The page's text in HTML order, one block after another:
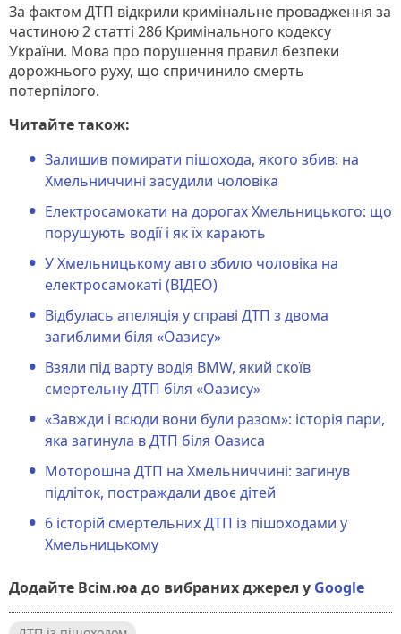
За фактом ДТП відкрили кримінальне провадження за
частиною 2 статті 286 Кримінального кодексу
України. Мова про порушення правил безпеки
дорожнього руху, що спричинило смерть
потерпілого.
Читайте також:
Залишив помирати пішохода, якого збив: на
Хмельниччині засудили чоловіка
Електросамокати на дорогах Хмельницького: що
порушують водії і як їх карають
У Хмельницькому авто збило чоловіка на
електросамокаті (ВІДЕО)
Відбулась апеляція у справі ДТП з двома
загиблими біля «Оазису»
Взяли під варту водія BMW, який скоїв
смертельну ДТП біля «Оазису»
«Завжди і всюди вони були разом»: історія пари,
яка загинула в ДТП біля Оазиса
Моторошна ДТП на Хмельниччині: загинув
підліток, постраждали двоє дітей
6 історій смертельних ДТП із пішоходами у
Хмельницькому
Додайте Всім.юа до вибраних джерел у Google